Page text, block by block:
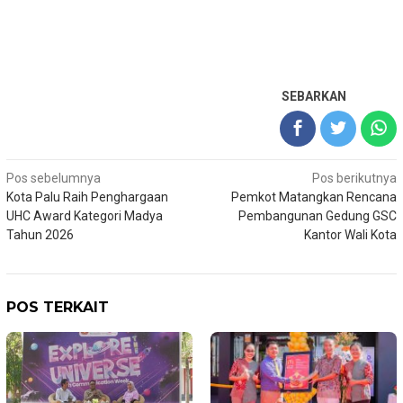
SEBARKAN
Navigasi
pos
Pos sebelumnya
Kota Palu Raih Penghargaan
UHC Award Kategori Madya
Tahun 2026
Pos berikutnya
Pemkot Matangkan Rencana
Pembangunan Gedung GSC
Kantor Wali Kota
POS TERKAIT